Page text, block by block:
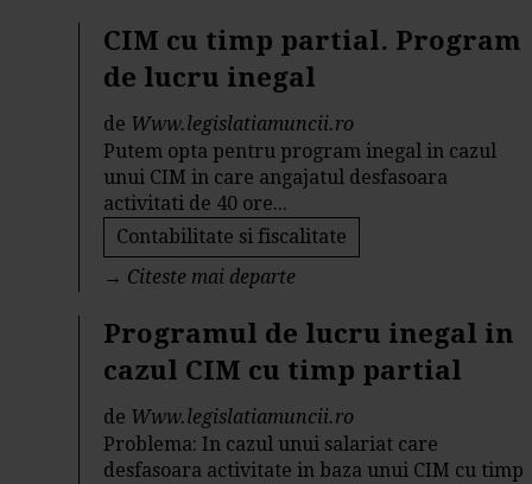
CIM cu timp partial. Program
de lucru inegal
de Www.legislatiamuncii.ro
Putem opta pentru program inegal in cazul
unui CIM in care angajatul desfasoara
activitati de 40 ore...
Contabilitate si fiscalitate
→ Citeste mai departe
Programul de lucru inegal in
cazul CIM cu timp partial
de Www.legislatiamuncii.ro
Problema: In cazul unui salariat care
desfasoara activitate in baza unui CIM cu timp